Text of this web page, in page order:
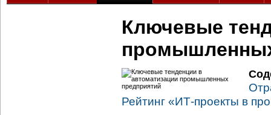
Ключевые
Рейтинг «ИТ-проекты в